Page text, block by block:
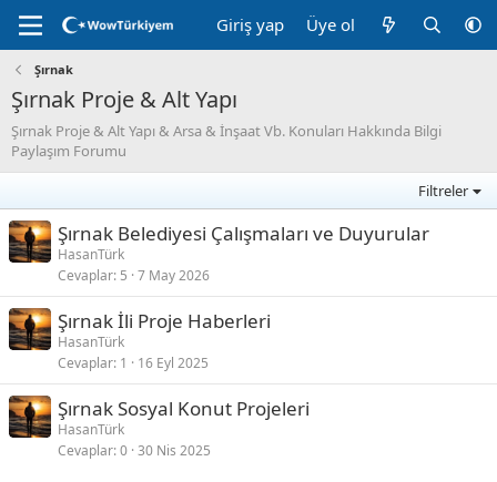
Giriş yap Üye ol
Şırnak
Şırnak Proje & Alt Yapı
Şırnak Proje & Alt Yapı & Arsa & İnşaat Vb. Konuları Hakkında Bilgi
Paylaşım Forumu
Filtreler
Şırnak Belediyesi Çalışmaları ve Duyurular
HasanTürk
Cevaplar 5 7 May 2026
Şırnak İli Proje Haberleri
HasanTürk
Cevaplar 1 16 Eyl 2025
Şırnak Sosyal Konut Projeleri
HasanTürk
Cevaplar 0 30 Nis 2025